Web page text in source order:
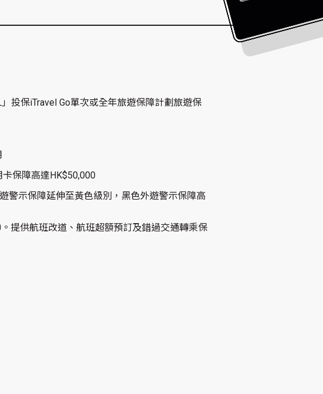
投保iTravel Go單次或全年旅遊保障計劃旅遊保
保障高達HK$50,000
警示保障延伸至黃色級別，黑色外遊警示保障高
提供航班改道、航班超額預訂及錯過交通轉乘保